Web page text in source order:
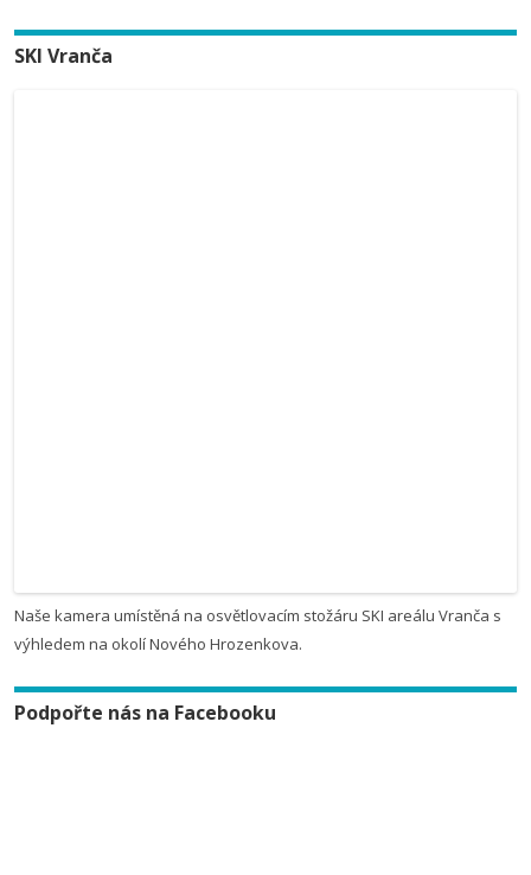
SKI Vranča
Naše kamera umístěná na osvětlovacím stožáru SKI areálu Vranča s
výhledem na okolí Nového Hrozenkova.
Podpořte nás na Facebooku